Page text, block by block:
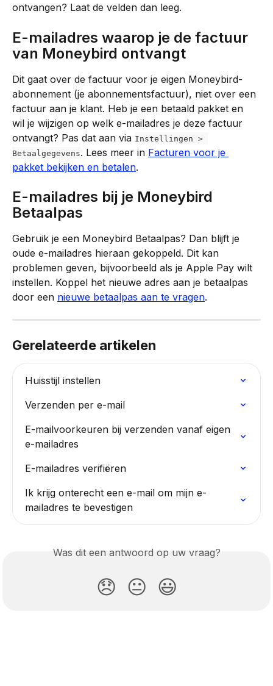
ontvangen? Laat de velden dan leeg.
E-mailadres waarop je de factuur
van Moneybird ontvangt
Dit gaat over de factuur voor je eigen Moneybird-
abonnement (je abonnementsfactuur), niet over een
factuur aan je klant. Heb je een betaald pakket en
wil je wijzigen op welk e-mailadres je deze factuur
ontvangt? Pas dat aan via Instellingen >
Betaalgegevens. Lees meer in Facturen voor je
pakket bekijken en betalen.
E-mailadres bij je Moneybird
Betaalpas
Gebruik je een Moneybird Betaalpas? Dan blijft je
oude e-mailadres hieraan gekoppeld. Dit kan
problemen geven, bijvoorbeeld als je Apple Pay wilt
instellen. Koppel het nieuwe adres aan je betaalpas
door een nieuwe betaalpas aan te vragen.
Gerelateerde artikelen
Huisstijl instellen
Verzenden per e-mail
E-mailvoorkeuren bij verzenden vanaf eigen
e-mailadres
E-mailadres verifiëren
Ik krijg onterecht een e-mail om mijn e-
mailadres te bevestigen
Was dit een antwoord op uw vraag?
😞 😐 😃